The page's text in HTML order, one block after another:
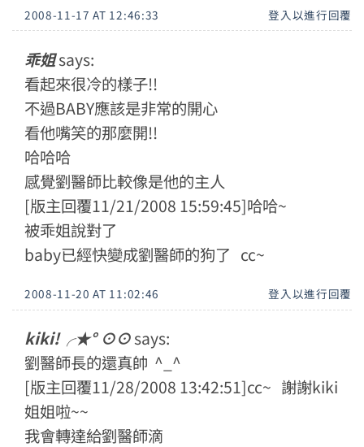
2008-11-17 AT 12:46:33 登入以進行回覆
乖姐says:
看起來很冷的樣子!!
不過BABY應該是非常的開心
看他嘴笑的那麼開!!
哈哈哈
感覺劉醫師比較像是他的主人
[版主回覆11/21/2008 15:59:45]哈哈~
被乖姐說對了
baby已經快變成劉醫師的狗了 cc~
2008-11-20 AT 11:02:46 登入以進行回覆
kiki!╭★° ⊙⊙says:
劉醫師長的還真帥 ^_^
[版主回覆11/28/2008 13:42:51]cc~ 謝謝kiki
姐姐啦~~
我會轉達給劉醫師滴